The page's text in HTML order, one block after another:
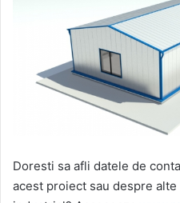
Doresti sa afli datele de
acest proiect sau despre